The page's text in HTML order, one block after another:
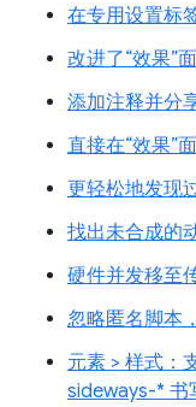
在专用设置标
改进了“效果”
添加注释并分
直接在“效果”
更轻松地发现
找出未合成的
硬件并发移至
忽略匿名脚本
元素 > 样式：
sideways-* 书